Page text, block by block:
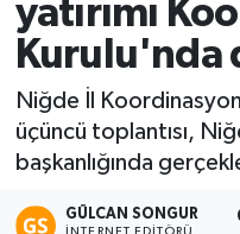
yatırımı
Niğde İl
üçüncü toplantısı,
başkanlığında
GÜLCAN SONGUR
İNTERNET EDITÖRÜ
Spor
Siyaset
Eğitim
Haber Arşivi